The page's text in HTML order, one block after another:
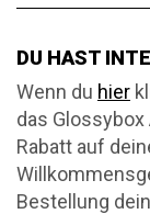
DU HAST
Wenn du hier
das
Rabatt auf
Bestellung